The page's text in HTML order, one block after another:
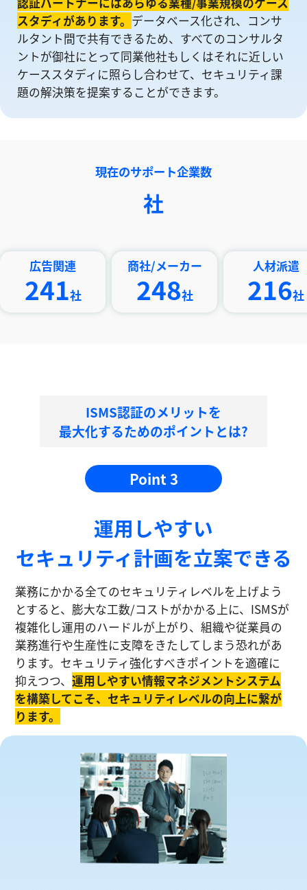
スタディがあります。 データベース化され、コンサ
ルタント間で共有できるため、すべてのコンサルタ
ントが御社にとって同業他社もしくはそれに近しい
ケーススタディに照らし合わせて、セキュリティ課
題の解決策を提案することができます。
現在のサポート企業数
社
関連
社
商社/メーカー
248社
人材派遣
216社
ISMS認証のメリットを
最大化するためのポイントとは?
Point 3
運⽤しやすい
セキュリティ計画を⽴案できる
業務にかかる全てのセキュリティレベルを上げよう
とすると、膨大な工数/コストがかかる上に、ISMSが
複雑化し運⽤のハードルが上がり、組織や従業員の
業務進⾏や生産性に⽀障をきたしてしまう恐れがあ
ります。セキュリティ強化すべきポイントを適確に
抑えつつ、運⽤しやすい情報マネジメントシステム
を構築してこそ、セキュリティレベルの向上に繋が
ります。